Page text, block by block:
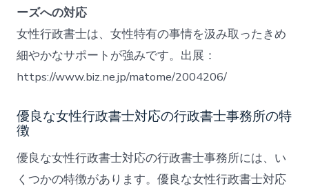
ーズへの対応
女性行政書士は、女性特有の事情を汲み取ったきめ
細やかなサポートが強みです。出展：
https://www.biz.ne.jp/matome/2004206/
優良な女性行政書士対応の行政書士事務所の特
徴
優良な女性行政書士対応の行政書士事務所には、い
くつかの特徴があります。優良な女性行政書士対応